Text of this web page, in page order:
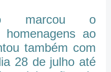
marcou o
homenagens ao
também com
28 de julho até